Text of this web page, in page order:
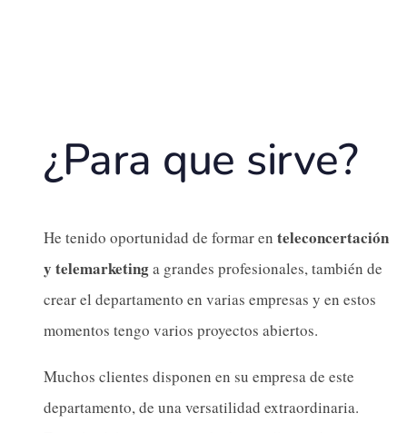
¿Para que sirve?
He tenido oportunidad de formar en teleconcertación
y telemarketinga grandes profesionales, también de
crear el departamento en varias empresas y en estos
momentos tengo varios proyectos abiertos.
Muchos clientes disponen en su empresa de este
departamento, de una versatilidad extraordinaria.